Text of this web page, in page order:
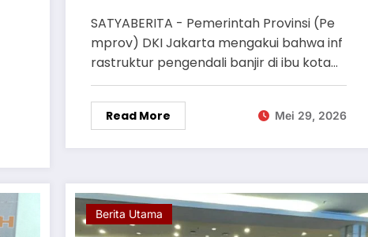
Mampu Hadapi Hujan Ekstrem
SATYABERITA - Pemerintah Provinsi (Pe
mprov) DKI Jakarta mengakui bahwa inf
rastruktur pengendali banjir di ibu kota…
Read More Mei 29, 2026
Berita Utama